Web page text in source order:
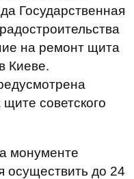
Государственная
на ремонт щита
Киеве.
советского
монументе
осуществить до 24